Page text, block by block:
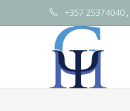
+357 25374040 ,